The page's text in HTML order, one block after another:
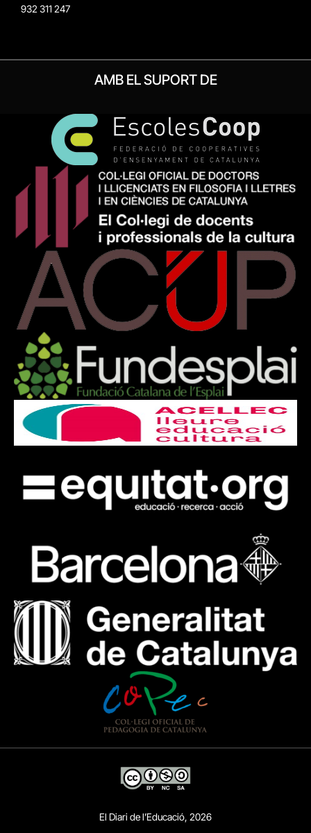
932 311 247
AMB EL SUPORT DE
El Diari de l’Educació, 2026